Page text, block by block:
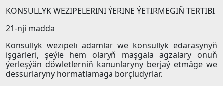
KONSULLYK WEZIPELERINI ÝERINE ÝETIRMEGIŇ TERTIBI
21-nji madda
Konsullyk wezipeli adamlar we konsullyk edarasynyň
işgärleri, şeýle hem olaryň maşgala agzalary onuň
ýerleşýän döwletlerniň kanunlaryny berjaý etmäge we
dessurlaryny hormatlamaga borçludyrlar.